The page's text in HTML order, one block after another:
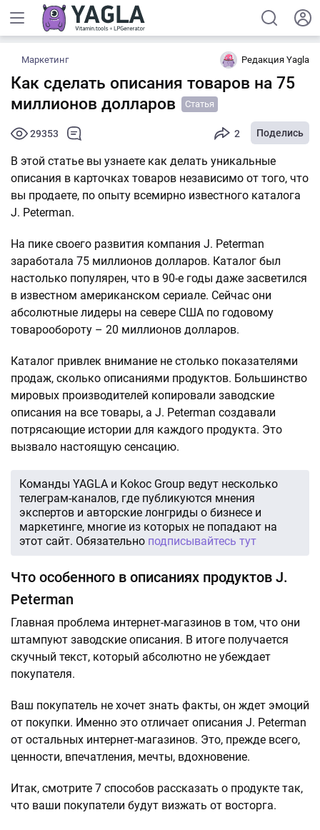
Маркетинг Редакция Yagla
Как сделать описания товаров на 75
миллионов долларов
Статья
29353 2 Поделись
В этой статье вы узнаете как делать уникальные
описания в карточках товаров независимо от того, что
вы продаете, по опыту всемирно известного каталога
J. Peterman.
На пике своего развития компания J. Peterman
заработала 75 миллионов долларов. Каталог был
настолько популярен, что в 90-е годы даже засветился
в известном американском сериале. Сейчас они
абсолютные лидеры на севере США по годовому
товарообороту – 20 миллионов долларов.
Каталог привлек внимание не столько показателями
продаж, сколько описаниями продуктов. Большинство
мировых производителей копировали заводские
описания на все товары, а J. Peterman создавали
потрясающие истории для каждого продукта. Это
вызвало настоящую сенсацию.
Команды YAGLA и Kokoc Group ведут несколько
телеграм-каналов, где публикуются мнения
экспертов и авторские лонгриды о бизнесе и
маркетинге, многие из которых не попадают на
этот сайт. Обязательно подписывайтесь тут
Что особенного в описаниях продуктов J.
Peterman
Главная проблема интернет-магазинов в том, что они
штампуют заводские описания. В итоге получается
скучный текст, который абсолютно не убеждает
покупателя.
Ваш покупатель не хочет знать факты, он ждет эмоций
от покупки. Именно это отличает описания J. Peterman
от остальных интернет-магазинов. Это, прежде всего,
ценности, впечатления, мечты, вдохновение.
Итак, смотрите 7 способов рассказать о продукте так,
что ваши покупатели будут визжать от восторга.